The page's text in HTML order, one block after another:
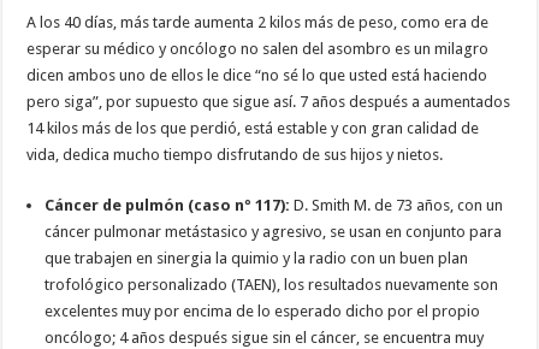
A los 40 días, más tarde aumenta 2 kilos más de peso, como era de
esperar su médico y oncólogo no salen del asombro es un milagro
dicen ambos uno de ellos le dice “no sé lo que usted está haciendo
pero siga”, por supuesto que sigue así. 7 años después a aumentados
14 kilos más de los que perdió, está estable y con gran calidad de
vida, dedica mucho tiempo disfrutando de sus hijos y nietos.
Cáncer de pulmón (caso nº 117):D. Smith M. de 73 años, con un
cáncer pulmonar metástasico y agresivo, se usan en conjunto para
que trabajen en sinergia la quimio y la radio con un buen plan
trofológico personalizado (TAEN), los resultados nuevamente son
excelentes muy por encima de lo esperado dicho por el propio
oncólogo; 4 años después sigue sin el cáncer, se encuentra muy